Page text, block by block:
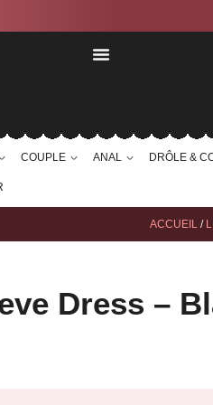
COUPLE ANAL DRÔLE &
ACCUEIL/
Dress –